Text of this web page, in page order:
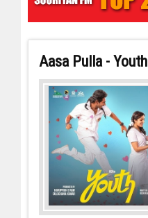
Aasa Pulla - Youth